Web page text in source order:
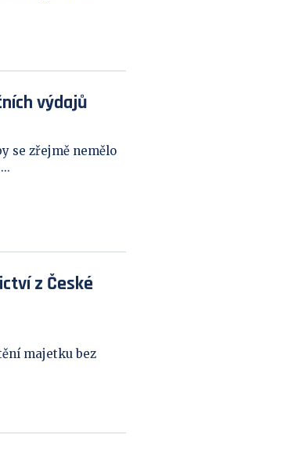
výdajů
se zřejmě nemělo
z České
majetku bez